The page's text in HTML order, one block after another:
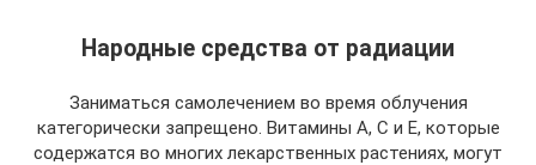
Народные средства от радиации
Заниматься самолечением во время облучения
категорически запрещено. Витамины А, С и Е, которые
содержатся во многих лекарственных растениях, могут